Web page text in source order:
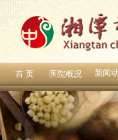
首 页 医院概况 新闻